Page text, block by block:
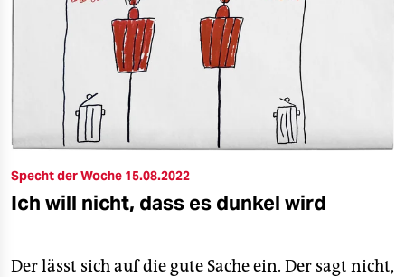
Specht der Woche 15.08.2022
Ich will nicht, dass es dunkel wird
Der lässt sich auf die gute Sache ein. Der sagt nicht,